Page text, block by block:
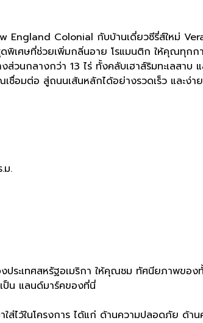
England Colonial กับบ้านเดี่ยวซีรี่ส์ใหม่
พิเศษที่ช่วยเพิ่มกลิ่นอาย โรแมนติก ให้คุณทุก
นกลางกว่า 13 ไร่ ทั้งคลับเฮาส์ริมทะเลสาบ แ
อมต่อ สู่ถนนเส้นหลักได้อย่างรวดเร็ว และง่า
ม.
ประเทศสหรัฐอเมริกา ให้คุณชม ทัศนียภาพของ
ป็น แลนด์มาร์คของที่นี่
ส่ไว้ในโครงการ ได้แก่ ด้านความปลอดภัย ด้าน